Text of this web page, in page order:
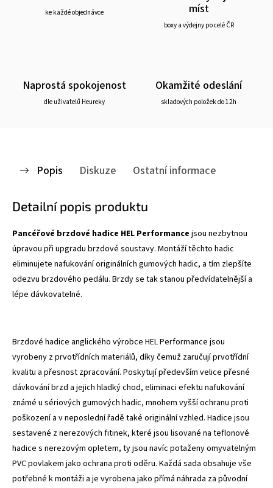
ke každé objednávce
míst
boxy a výdejny po celé ČR
Naprostá spokojenost
dle uživatelů Heureky
Okamžité odeslání
skladových položek do 12h
Popis Diskuze Ostatní informace
Detailní popis produktu
Pancéřové brzdové hadice HEL Performance jsou nezbytnou
úpravou při upgradu brzdové soustavy. Montáží těchto hadic
eliminujete nafukování originálních gumových hadic, a tím zlepšíte
odezvu brzdového pedálu. Brzdy se tak stanou předvídatelnější a
lépe dávkovatelné.
Brzdové hadice anglického výrobce HEL Performance jsou
vyrobeny z prvotřídních materiálů, díky čemuž zaručují prvotřídní
kvalitu a přesnost zpracování. Poskytují především velice přesné
dávkování brzd a jejich hladký chod, eliminaci efektu nafukování
známé u sériových gumových hadic, mnohem vyšší ochranu proti
poškození a v neposlední řadě také originální vzhled. Hadice jsou
sestavené z nerezových fitinek, které jsou lisované na teflonové
hadice s nerezovým opletem, ty jsou navíc potaženy omyvatelným
PVC povlakem jako ochrana proti oděru. Každá sada obsahuje vše
potřebné k montáži a je vyrobena jako přímá náhrada za původní